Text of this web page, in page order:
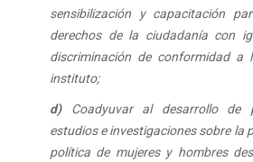
sensibilización y capacitación
derechos de la ciudadanía con
discriminación de conformidad a
instituto;
d)Coadyuvar al desarrollo de
estudios e investigaciones sobre la
política de mujeres y hombres